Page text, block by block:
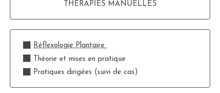
THÉRAPIES MANUELLES
Réflexologie Plantaire
Théorie et mises en pratique
Pratiques dirigées (suivi de cas)